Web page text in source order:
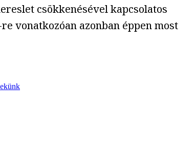
csökkenésével kapcsolatos
vonatkozóan azonban éppen most